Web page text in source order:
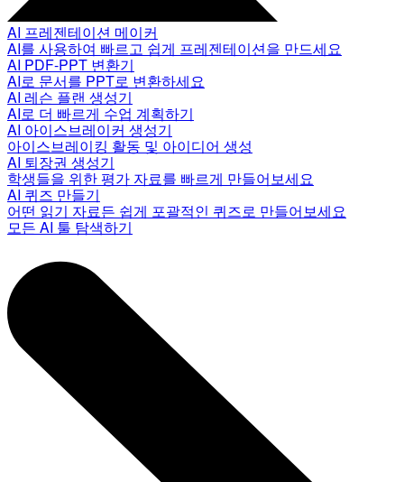
AI 프레젠테이션 메이커
AI를 사용하여 빠르고 쉽게 프레젠테이션을 만드세요
AI PDF-PPT 변환기
AI로 문서를 PPT로 변환하세요
AI 레슨 플랜 생성기
AI로 더 빠르게 수업 계획하기
AI 아이스브레이커 생성기
아이스브레이킹 활동 및 아이디어 생성
AI 퇴장권 생성기
학생들을 위한 평가 자료를 빠르게 만들어보세요
AI 퀴즈 만들기
어떤 읽기 자료든 쉽게 포괄적인 퀴즈로 만들어보세요
모든 AI 툴 탐색하기